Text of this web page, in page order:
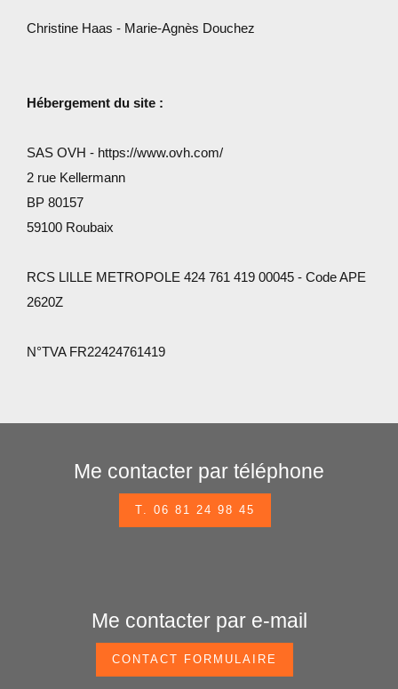
Christine Haas - Marie-Agnès Douchez
Hébergement du site :
SAS OVH - https://www.ovh.com/
2 rue Kellermann
BP 80157
59100 Roubaix
RCS LILLE METROPOLE 424 761 419 00045 - Code APE
2620Z
N°TVA FR22424761419
Me contacter par téléphone
T. 06 81 24 98 45
Me contacter par e-mail
CONTACT FORMULAIRE